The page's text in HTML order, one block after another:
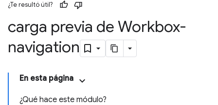
¿Te resultó útil?
carga previa de Workbox-
navigation
En esta página
¿Qué hace este módulo?